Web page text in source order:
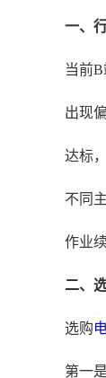
一、
当前
出现
达标
不同
作业
二、
选购
第一